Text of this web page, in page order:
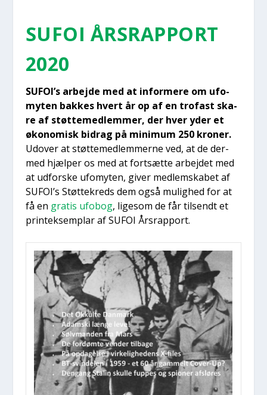
SUFOI ÅRS­RAP­PORT
2020
SUFOI’s arbej­de med at infor­me­re om ufo­
myten bak­kes hvert år op af en tro­fast ska­
re af støt­te­med­lem­mer, der hver yder et
øko­no­misk bidrag på mini­mum 250 kro­ner.
Udover at støt­te­med­lem­mer­ne ved, at de der­
med hjæl­per os med at fort­sæt­te arbej­det med
at udfor­ske ufo­myten, giver med­lem­ska­bet af
SUFOI’s Støt­te­kreds dem også mulig­hed for at
få en gra­tis ufo­bog, lige­som de får til­sendt et
prin­t­ek­sem­plar af SUFOI Års­rap­port.